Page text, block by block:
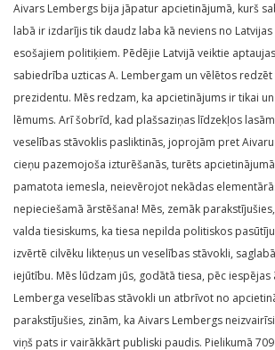
Aivars Lembergs bija jāpatur apcietinājumā, kurš
labā ir izdarījis tik daudz laba kā neviens no
esošajiem politiķiem. Pēdējie Latvijā veiktie
sabiedrība uzticas A. Lembergam un vēlētos redzēt
prezidentu. Mēs redzam, ka apcietinājums ir tikai
lēmums. Arī šobrīd, kad plašsaziņas līdzekļos
veselības stāvoklis pasliktinās, joprojām pret
cieņu pazemojoša izturēšanās, turēts
pamatota iemesla, neievērojot nekādas
nepieciešamā ārstēšana! Mēs, zemāk
valda tiesiskums, ka tiesa nepilda politiskos
izvērtē cilvēku likteņus un veselības stāvokli,
iejūtību. Mēs lūdzam jūs, godātā tiesa, pēc
Lemberga veselības stāvokli un atbrīvot no
parakstījušies, zinām, ka Aivars Lembergs
viņš pats ir vairākkārt publiski paudis. Pielikumā